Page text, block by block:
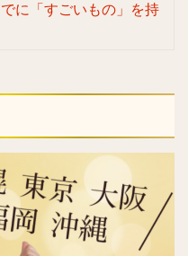
に「すごいもの」を持